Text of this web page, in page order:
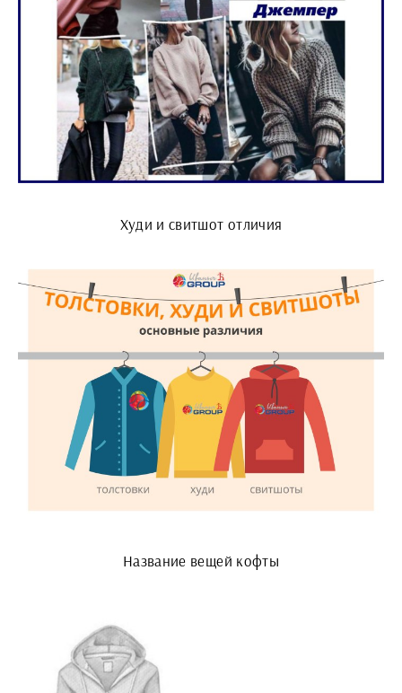
Худи и свитшот отличия
Название вещей кофты